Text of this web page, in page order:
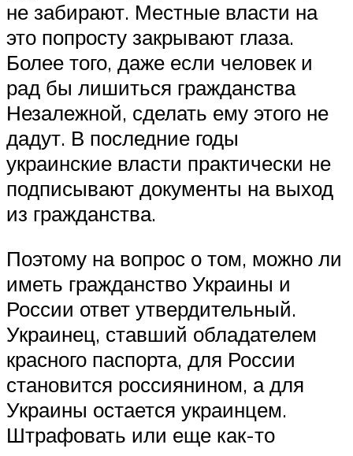
не забирают. Местные власти на
это попросту закрывают глаза.
Более того, даже если человек и
рад бы лишиться гражданства
Незалежной, сделать ему этого не
дадут. В последние годы
украинские власти практически не
подписывают документы на выход
из гражданства.
Поэтому на вопрос о том, можно ли
иметь гражданство Украины и
России ответ утвердительный.
Украинец, ставший обладателем
красного паспорта, для России
становится россиянином, а для
Украины остается украинцем.
Штрафовать или еще как-то